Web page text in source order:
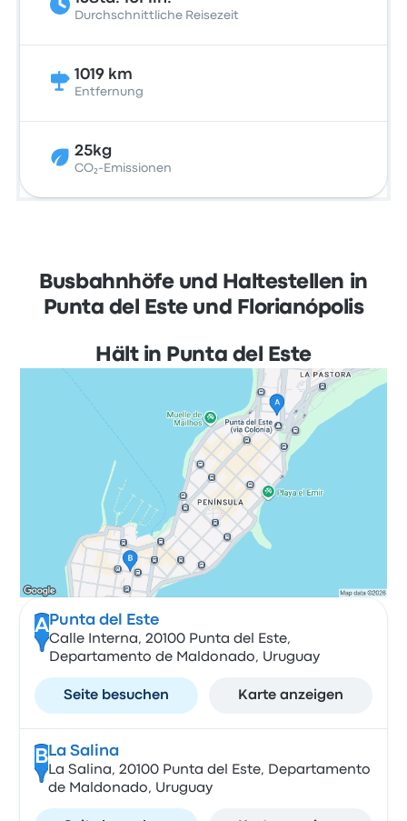
Durchschnittliche Reisezeit
1019 km
Entfernung
25kg
CO₂-Emissionen
Busbahnhöfe und Haltestellen in
Punta del Este und Florianópolis
Hält in Punta del Este
A Punta del Este
Calle Interna, 20100 Punta del Este,
Departamento de Maldonado, Uruguay
Seite besuchen Karte anzeigen
B La Salina
La Salina, 20100 Punta del Este, Departamento
de Maldonado, Uruguay